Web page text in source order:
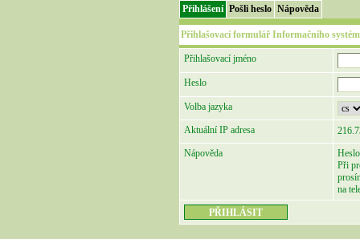
Přihlášení Pošli heslo Nápověda
Přihlašovací formulář Informačního
Přihlašovací jméno
Heslo
Volba jazyka
Aktuální IP adresa
Nápověda
Při
na